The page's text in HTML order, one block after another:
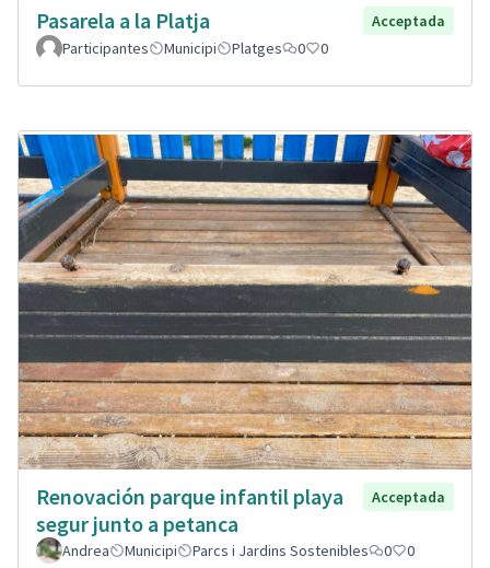
Pasarela a la Platja
Acceptada
Participantes
Municipi Platges 0 0
Renovación parque infantil playa
segur junto a petanca
Acceptada
Andrea Municipi Parcs i Jardins Sostenibles 0 0